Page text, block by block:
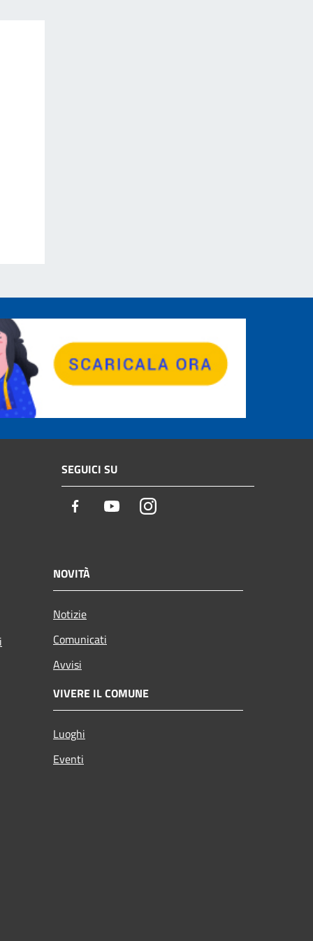
SEGUICI SU
Facebook YoutubeInstagram
NOVITÀ
Notizie
Comunicati
Avvisi
VIVERE IL COMUNE
Luoghi
Eventi